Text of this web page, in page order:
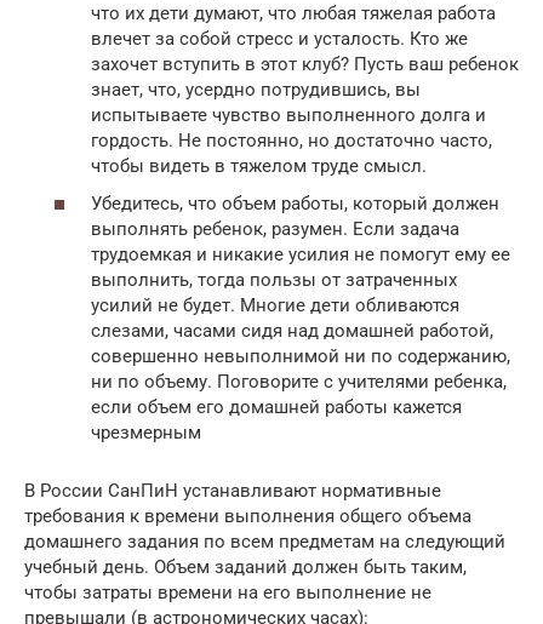
что их дети думают, что любая тяжелая работа
влечет за собой стресс и усталость. Кто же
захочет вступить в этот клуб? Пусть ваш ребенок
знает, что, усердно потрудившись, вы
испытываете чувство выполненного долга и
гордость. Не постоянно, но достаточно часто,
чтобы видеть в тяжелом труде смысл.
Убедитесь, что объем работы, который должен
выполнять ребенок, разумен. Если задача
трудоемкая и никакие усилия не помогут ему ее
выполнить, тогда пользы от затраченных
усилий не будет. Многие дети обливаются
слезами, часами сидя над домашней работой,
совершенно невыполнимой ни по содержанию,
ни по объему. Поговорите с учителями ребенка,
если объем его домашней работы кажется
чрезмерным
В России СанПиН устанавливают нормативные
требования к времени выполнения общего объема
домашнего задания по всем предметам на следующий
учебный день. Объем заданий должен быть таким,
чтобы затраты времени на его выполнение не
превышали (в астрономических часах):